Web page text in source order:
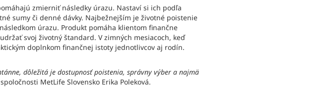
zmierniť následky úrazu. Nastaví si ich podľa
sumy či denné dávky. Najbežnejším je životné poistenie
úrazu. Produkt pomáha klientom finančne
svoj životný štandard. V zimných mesiacoch, keď
doplnkom finančnej istoty jednotlivcov aj rodín.
dôležitá je dostupnosť poistenia, správny výber a najmä
MetLife Slovensko Erika Poleková.